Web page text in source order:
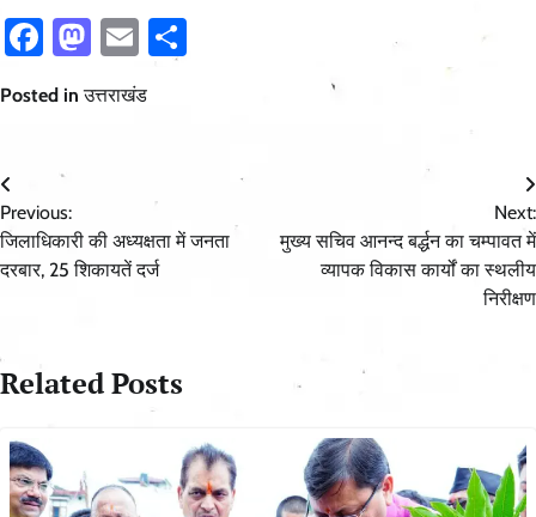
Facebook
Mastodon
Email
Posted inउत्तराखंड
Post
navigation
Previous:
जिलाधिकारी की अध्यक्षता में जनता
दरबार, 25 शिकायतें दर्ज
Next:
मुख्य सचिव आनन्द बर्द्धन का चम्पावत में
व्यापक विकास कार्यों का स्थलीय
निरीक्षण
Related Posts